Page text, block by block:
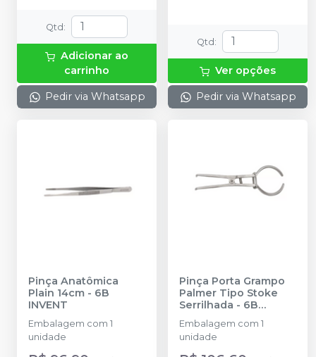
Qtd :
Adicionar ao
carrinho
Pedir via Whatsapp
Qtd :
Ver opções
Pedir via Whatsapp
Pinça Anatômica
Plain 14cm - 6B
INVENT
Embalagem com 1
unidade
Pinça Porta Grampo
Palmer Tipo Stoke
Serrilhada - 6B
INVENT
Embalagem com 1
unidade